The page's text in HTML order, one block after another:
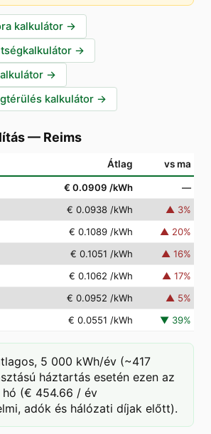
kalkulátor →
→
→
kalkulátor →
— Reims
Átlag vs ma
€ 0.0909 /kWh
—
€ 0.0938 /kWh ▲ 3%
€ 0.1089 /kWh ▲ 20%
€ 0.1051 /kWh ▲ 16%
€ 0.1062 /kWh ▲ 17%
€ 0.0952 /kWh ▲ 5%
€ 0.0551 /kWh ▼ 39%
5 000 kWh/év (~417
háztartás esetén ezen az
(€ 454.66 / év
adók és hálózati díjak előtt).